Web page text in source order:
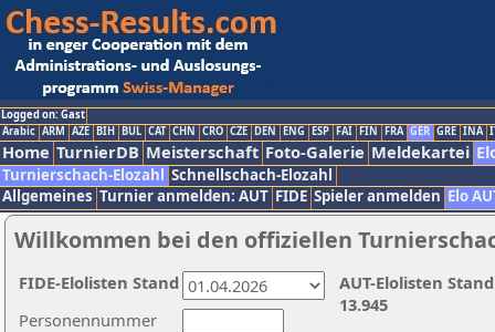
Logged on: Gast
Arabic ARM AZE BIH BUL CAT CHN CRO CZE DEN ENG ESP FAI FIN FRA GER GRE INA
Home TurnierDB Meisterschaft Foto-Galerie Meldekartei
Turnierschach-Elozahl Schnellschach-Elozahl
Allgemeines Turnier anmelden: AUT FIDE Spieler anmelden Elo
Willkommen bei den offiziellen
Personennummer
AUT-Elolisten
13.945
FIDE-Elolisten Stand